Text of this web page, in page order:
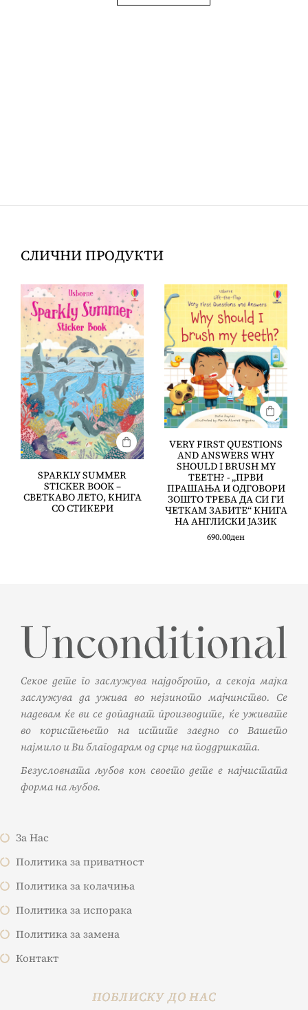
СЛИЧНИ ПРОДУКТИ
SPARKLY SUMMER
STICKER BOOK –
СВЕТКАВО ЛЕТО, КНИГА
СО СТИКЕРИ
VERY FIRST QUESTIONS
AND ANSWERS WHY
SHOULD I BRUSH MY
TEETH? - „ПРВИ
ПРАШАЊА И ОДГОВОРИ
ЗОШТО ТРЕБА ДА СИ ГИ
ЧЕТКАМ ЗАБИТЕ“ КНИГА
НА АНГЛИСКИ ЈАЗИК
690.00ден
Секое дете го заслужува најдоброто, а секоја мајка
заслужува да ужива во нејзиното мајчинство. Се
надевам ќе ви се допаднат производите, ќе уживате
во користењето на истите заедно со Вашето
најмило и Ви благодарам од срце на поддршката.
Безусловната љубов кон своето дете е најчистата
форма на љубов.
За Нас
Политика за приватност
Политика за колачиња
Политика за испорака
Политика за замена
Контакт
ПОБЛИСКУ ДО НАС